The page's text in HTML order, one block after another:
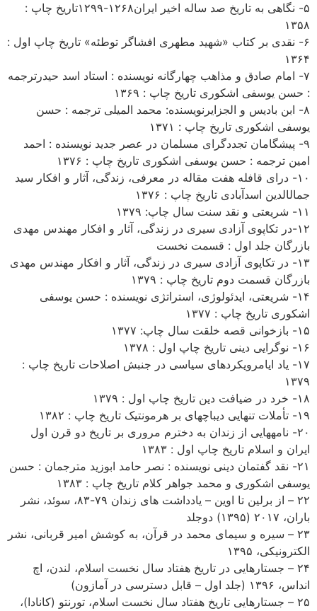
۵- نگاهی به تاریخ صد ساله اخیر ایران۱۲۶۸-۱۲۹۹تاریخ چاپ :
۱۳۵۸
۶- نقدی بر کتاب «شهید مطهری افشاگر توطئه» تاریخ چاپ اول :
۱۳۶۴
۷- امام صادق و مذاهب چهارگانه نویسنده : استاد اسد حیدرترجمه
: حسن یوسفی اشکوری تاریخ چاپ : ۱۳۶۹
۸- ابن بادیس و الجزایرنویسنده: محمد المیلی ترجمه : حسن
یوسفی اشکوری تاریخ چاپ : ۱۳۷۱
۹- پیشگامان تجددگرای مسلمان در عصر جدید نویسنده : احمد
امین ترجمه : حسن یوسفی اشکوری تاریخ چاپ : ۱۳۷۶
۱۰- درای قافله هفت مقاله در معرفی، زندگی، آثار و افکار سید
جمال­الدین اسدآبادی تاریخ چاپ : ۱۳۷۶
۱۱- شریعتی و نقد سنت سال چاپ: ۱۳۷۹
۱۲-در تکاپوی آزادی سیری در زندگی، آثار و افکار مهندس مهدی
بازرگان جلد اول : قسمت نخست
۱۳- در تکاپوی آزادی سیری در زندگی، آثار و افکار مهندس مهدی
بازرگان قسمت دوم تاریخ چاپ : ۱۳۷۹
۱۴- شریعتی، ایدئولوژی، استراتژی نویسنده : حسن یوسفی
اشکوری تاریخ چاپ : ۱۳۷۷
۱۵- بازخوانی قصه خلقت سال چاپ: ۱۳۷۷
۱۶- نوگرایی دینی تاریخ چاپ اول : ۱۳۷۸
۱۷- یاد ایامرویکردهای سیاسی در جنبش اصلاحات تاریخ چاپ :
۱۳۷۹
۱۸- خرد در ضیافت دین تاریخ چاپ اول : ۱۳۷۹
۱۹- تأملات تنهایی دیباچه­ای بر هرمونتیک تاریخ چاپ : ۱۳۸۲
۲۰- نامه­هایی از زندان به دخترم مروری بر تاریخ دو قرن اول
ایران و اسلام تاریخ چاپ اول : ۱۳۸۳
۲۱- نقد گفتمان دینی نویسنده : نصر حامد ابوزید مترجمان : حسن
یوسفی اشکوری و محمد جواهر کلام تاریخ چاپ : ۱۳۸۳
۲۲ – از برلین تا اوین – یادداشت های زندان ۷۹-۸۳، سوئد، نشر
باران، ۲۰۱۷ (۱۳۹۵) دوجلد
۲۳ – سیره و سیمای محمد در قرآن، به کوشش امیر قربانی، نشر
الکترونیکی، ۱۳۹۵
۲۴ – جستارهایی در تاریخ هفتاد سال نخست اسلام، لندن، اچ
انداس، ۱۳۹۶ (جلد اول – قابل دسترسی در آمازون)
۲۵ – جستارهایی تاریخ هفتاد سال نخست اسلام، تورنتو (کانادا)،